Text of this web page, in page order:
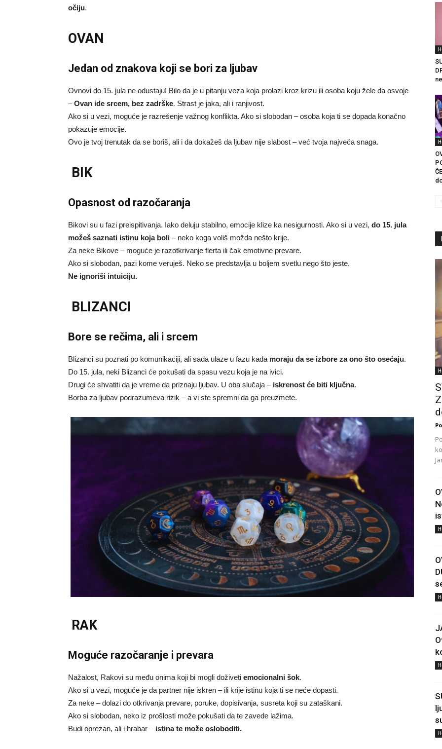
očiju.
OVAN
Jedan od znakova koji se bori za ljubav
Ovnovi do 15. jula ne odustaju! Bilo da je u pitanju veza koja prolazi kroz krizu ili osoba koju žele da osvoje
–Ovan ide srcem, bez zadrške. Strast je jaka, ali i ranjivost.
Ako si u vezi, moguće je razrešenje važnog konflikta. Ako si slobodan – osoba koja ti se dopada konačno
pokazuje emocije.
Ovo je tvoj trenutak da se boriš, ali i da dokažeš da ljubav nije slabost – već tvoja najveća snaga.
BIK
Opasnost od razočaranja
Bikovi su u fazi preispitivanja. Iako deluju stabilno, emocije klize ka nesigurnosti. Ako si u vezi, do 15. jula
možeš saznati istinu koja boli – neko koga voliš možda nešto krije.
Za neke Bikove – moguće je razotkrivanje flerta ili čak emotivne prevare.
Ako si slobodan, pazi kome veruješ. Neko se predstavlja u boljem svetlu nego što jeste.
Ne ignoriši intuiciju.
BLIZANCI
Bore se rečima, ali i srcem
Blizanci su poznati po komunikaciji, ali sada ulaze u fazu kada moraju da se izbore za ono što osećaju.
Do 15. jula, neki Blizanci će pokušati da spasu vezu koja je na ivici.
Drugi će shvatiti da je vreme da priznaju ljubav. U oba slučaja – iskrenost će biti ključna.
Borba za ljubav podrazumeva rizik – a vi ste spremni da ga preuzmete.
RAK
Moguće razočaranje i prevara
Nažalost, Rakovi su među onima koji bi mogli doživeti emocionalni šok.
Ako si u vezi, moguće je da partner nije iskren – ili krije istinu koja ti se neće dopasti.
Za neke – dolazi do otkrivanja prevare, poruke, dopisivanja, susreta koji su zataškani.
Ako si slobodan, neko iz prošlosti može pokušati da te zavede lažima.
Budi oprezan, ali i hrabar – istina te može osloboditi.